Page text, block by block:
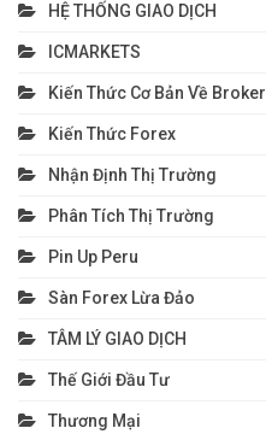
HỆ THỐNG GIAO DỊCH
ICMARKETS
Kiến Thức Cơ Bản Về Broker
Kiến Thức Forex
Nhận Định Thị Trường
Phân Tích Thị Trường
Pin Up Peru
Sàn Forex Lừa Đảo
TÂM LÝ GIAO DỊCH
Thế Giới Đầu Tư
Thương Mại